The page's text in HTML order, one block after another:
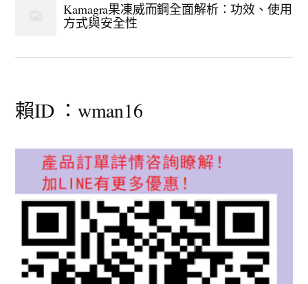
Kamagra果凍威而鋼全面解析：功效、使用
方式與安全性
賴ID ：wman16